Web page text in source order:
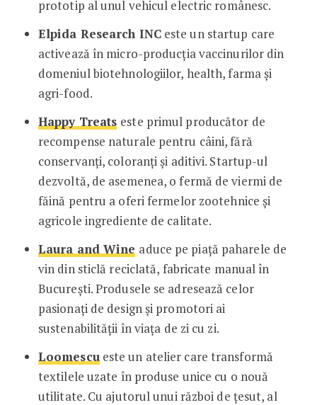
prototip al unul vehicul electric românesc.
Elpida Research INCeste un startup care
activează în micro-producția vaccinurilor din
domeniul biotehnologiilor, health, farma și
agri-food.
Happy Treats este primul producător de
recompense naturale pentru câini, fără
conservanți, coloranți și aditivi. Startup-ul
dezvoltă, de asemenea, o fermă de viermi de
făină pentru a oferi fermelor zootehnice și
agricole ingrediente de calitate.
Laura and Wine aduce pe piață paharele de
vin din sticlă reciclată, fabricate manual în
București. Produsele se adresează celor
pasionați de design și promotori ai
sustenabilității în viața de zi cu zi.
Loomescueste un atelier care transformă
textilele uzate în produse unice cu o nouă
utilitate. Cu ajutorul unui război de țesut, al